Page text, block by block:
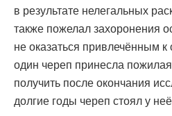
в результате нелегальных
также пожелал захоронения
не оказаться привлечённым
один череп принесла
получить после окончания
долгие годы череп стоял у